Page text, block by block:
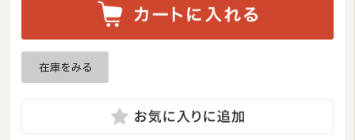
湿気対策マット・除湿シート